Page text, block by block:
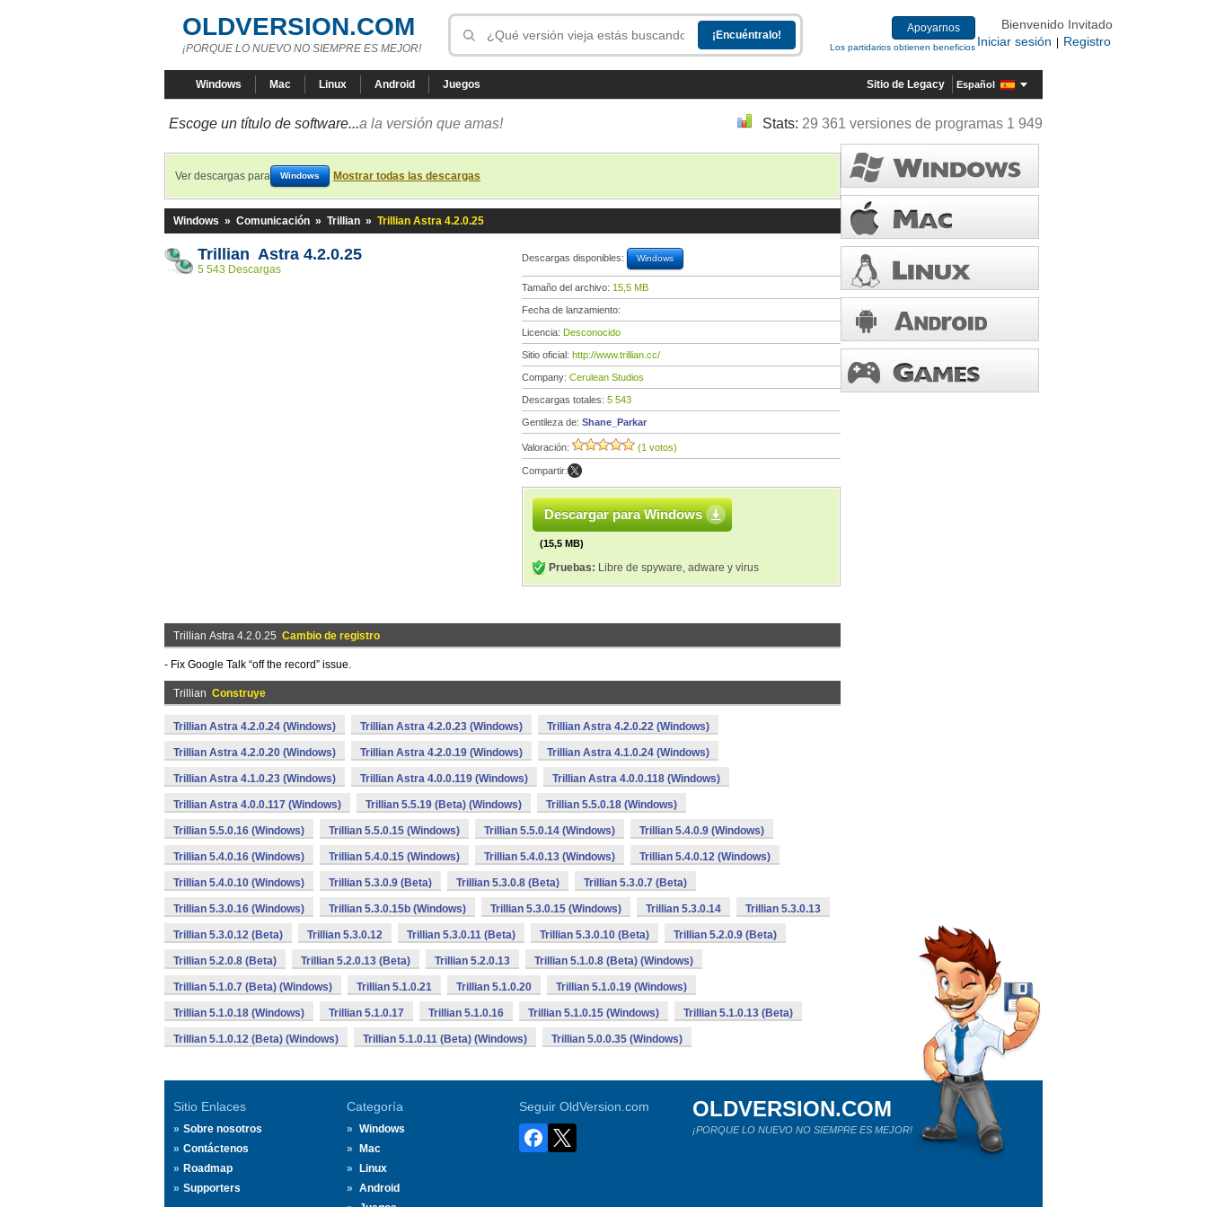
OLDVERSION.COM
¡PORQUE LO NUEVO NO SIEMPRE ES MEJOR!
Apoyarnos
Los partidarios obtienen beneficios
Bienvenido Invitado
Iniciar sesión
Registro
Windows Mac Linux Android Juegos Sitio de Legacy Español
Escoge un título de software...a la versión que amas! Stats: 29 361 versiones de programas 1 949
Ver descargas para Windows Mostrar todas las descargas
Windows » Comunicación » Trillian » Trillian Astra 4.2.0.25
Trillian Astra 4.2.0.25
5 543 Descargas
Descargas disponibles: Windows
Tamaño del archivo: 15,5 MB
Fecha de lanzamiento:
Licencia: Desconocido
Sitio oficial: http://www.trillian.cc/
Company: Cerulean Studios
Descargas totales: 5 543
Gentileza de: Shane_Parkar
Valoración: (1 votos)
Compartir:
Descargar para Windows
(15,5 MB)
Pruebas: Libre de spyware, adware y virus
Trillian Astra 4.2.0.25 Cambio de registro
- Fix Google Talk “off the record” issue.
Trillian Construye
Trillian Astra 4.2.0.24 (Windows) Trillian Astra 4.2.0.23 (Windows) Trillian Astra 4.2.0.22 (Windows)
Trillian Astra 4.2.0.20 (Windows) Trillian Astra 4.2.0.19 (Windows) Trillian Astra 4.1.0.24 (Windows)
Trillian Astra 4.1.0.23 (Windows) Trillian Astra 4.0.0.119 (Windows) Trillian Astra 4.0.0.118 (Windows)
Trillian Astra 4.0.0.117 (Windows) Trillian 5.5.19 (Beta) (Windows) Trillian 5.5.0.18 (Windows)
Trillian 5.5.0.16 (Windows) Trillian 5.5.0.15 (Windows) Trillian 5.5.0.14 (Windows) Trillian 5.4.0.9 (Windows)
Trillian 5.4.0.16 (Windows) Trillian 5.4.0.15 (Windows) Trillian 5.4.0.13 (Windows) Trillian 5.4.0.12 (Windows)
Trillian 5.4.0.10 (Windows) Trillian 5.3.0.9 (Beta) Trillian 5.3.0.8 (Beta) Trillian 5.3.0.7 (Beta)
Trillian 5.3.0.16 (Windows) Trillian 5.3.0.15b (Windows) Trillian 5.3.0.15 (Windows) Trillian 5.3.0.14 Trillian 5.3.0.13
Trillian 5.3.0.12 (Beta) Trillian 5.3.0.12 Trillian 5.3.0.11 (Beta) Trillian 5.3.0.10 (Beta) Trillian 5.2.0.9 (Beta)
Trillian 5.2.0.8 (Beta) Trillian 5.2.0.13 (Beta) Trillian 5.2.0.13 Trillian 5.1.0.8 (Beta) (Windows)
Trillian 5.1.0.7 (Beta) (Windows) Trillian 5.1.0.21 Trillian 5.1.0.20 Trillian 5.1.0.19 (Windows)
Trillian 5.1.0.18 (Windows) Trillian 5.1.0.17 Trillian 5.1.0.16 Trillian 5.1.0.15 (Windows) Trillian 5.1.0.13 (Beta)
Trillian 5.1.0.12 (Beta) (Windows) Trillian 5.1.0.11 (Beta) (Windows) Trillian 5.0.0.35 (Windows)
Sitio Enlaces
Sobre nosotros
Contáctenos
Roadmap
Supporters
Categoría
Windows
Mac
Linux
Android
Seguir OldVersion.com OLDVERSION.COM
¡PORQUE LO NUEVO NO SIEMPRE ES MEJOR!